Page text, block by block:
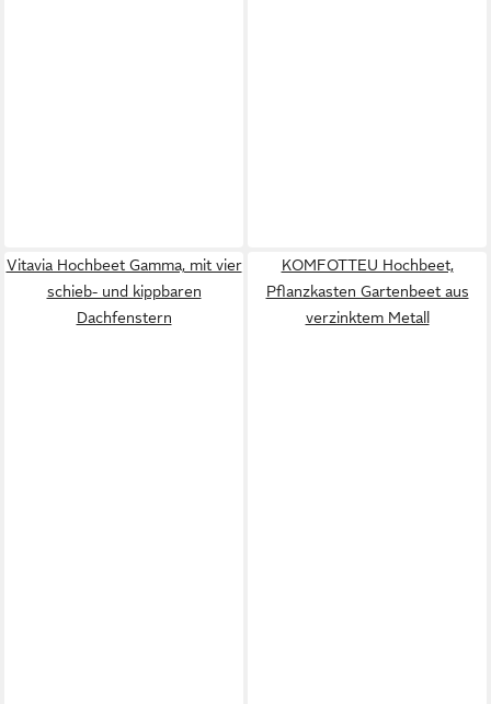
Vitavia Hochbeet Gamma, mit vier
schieb- und kippbaren
Dachfenstern
KOMFOTTEU Hochbeet,
Pflanzkasten Gartenbeet aus
verzinktem Metall